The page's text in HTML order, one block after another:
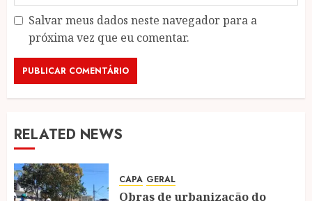
Salvar meus dados neste navegador para a
próxima vez que eu comentar.
RELATED NEWS
CAPA GERAL
Obras de urbanização do